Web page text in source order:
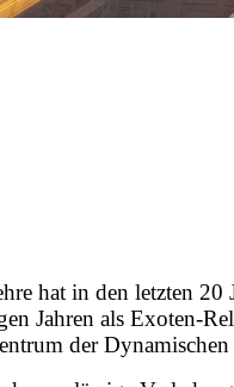
hat in den letzten
Jahren als Exoten-
der